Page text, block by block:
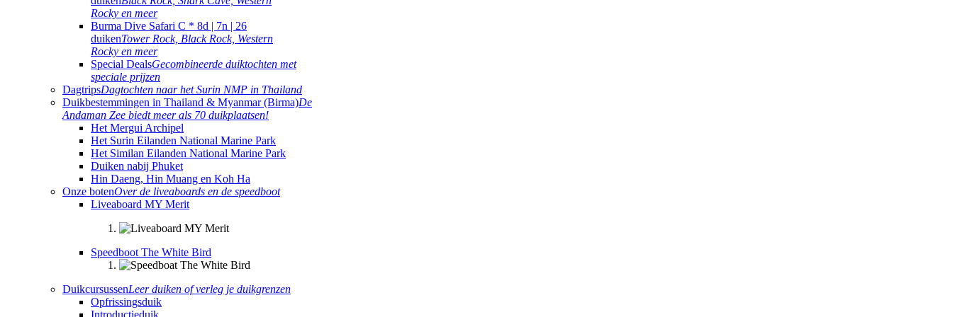
Rocky en meer
Burma Dive Safari C * 8d | 7n | 26
duikenTower Rock, Black Rock, Western
Rocky en meer
Special DealsGecombineerde duiktochten met
speciale prijzen
DagtripsDagtochten naar het Surin NMP in Thailand
Duikbestemmingen in Thailand & Myanmar (Birma)De
Andaman Zee biedt meer als 70 duikplaatsen!
Het Mergui Archipel
Het Surin Eilanden National Marine Park
Het Similan Eilanden National Marine Park
Duiken nabij Phuket
Hin Daeng, Hin Muang en Koh Ha
Onze botenOver de liveaboards en de speedboot
Liveaboard MY Merit
Speedboot The White Bird
DuikcursussenLeer duiken of verleg je duikgrenzen
Opfrissingsduik
Introductieduik